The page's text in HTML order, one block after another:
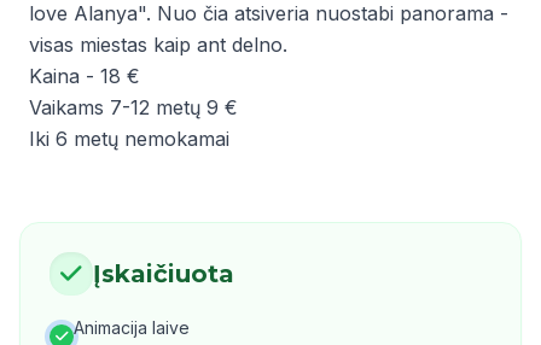
love Alanya". Nuo čia atsiveria nuostabi panorama -
visas miestas kaip ant delno.
Kaina - 18 €
Vaikams 7-12 metų 9 €
Iki 6 metų nemokamai
Įskaičiuota
Animacija laive